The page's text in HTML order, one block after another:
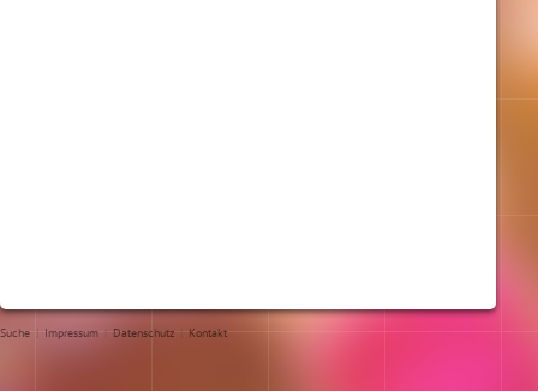
Suche | Impressum | Datenschutz | Kontakt